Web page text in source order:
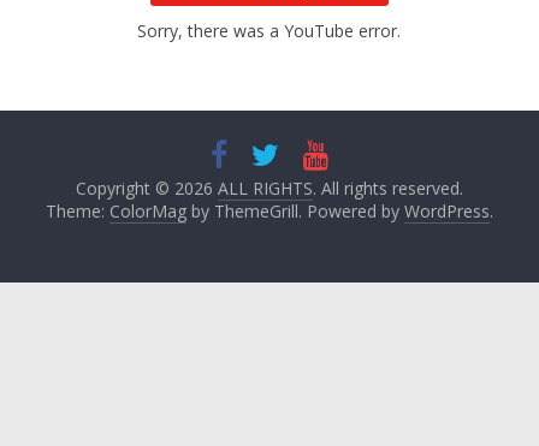
Sorry, there was a YouTube error.
Copyright © 2026 ALL RIGHTS. All rights reserved.
Theme: ColorMagby ThemeGrill. Powered by WordPress.